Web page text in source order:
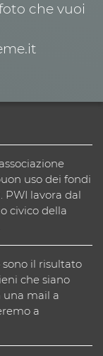
che vuoi
uso dei fondi
PWI lavora dal
civico della
il risultato
che siano
una mail a
a